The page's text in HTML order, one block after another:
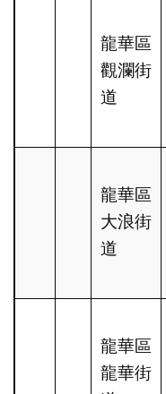
龍華區
觀瀾街
道
龍華區
大浪街
道
龍華區
龍華街